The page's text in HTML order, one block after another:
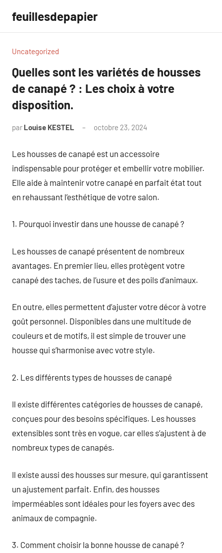
contenu
feuillesdepapier
Uncategorized
Quelles sont les variétés de housses
de canapé ? : Les choix à votre
disposition.
par Louise KESTEL octobre 23, 2024
Les housses de canapé est un accessoire
indispensable pour protéger et embellir votre mobilier.
Elle aide à maintenir votre canapé en parfait état tout
en rehaussant l’esthétique de votre salon.
1. Pourquoi investir dans une housse de canapé ?
Les housses de canapé présentent de nombreux
avantages. En premier lieu, elles protègent votre
canapé des taches, de l’usure et des poils d’animaux.
En outre, elles permettent d’ajuster votre décor à votre
goût personnel. Disponibles dans une multitude de
couleurs et de motifs, il est simple de trouver une
housse qui s’harmonise avec votre style.
2. Les différents types de housses de canapé
Il existe différentes catégories de housses de canapé,
conçues pour des besoins spécifiques. Les housses
extensibles sont très en vogue, car elles s’ajustent à de
nombreux types de canapés.
Il existe aussi des housses sur mesure, qui garantissent
un ajustement parfait. Enfin, des housses
imperméables sont idéales pour les foyers avec des
animaux de compagnie.
3. Comment choisir la bonne housse de canapé ?